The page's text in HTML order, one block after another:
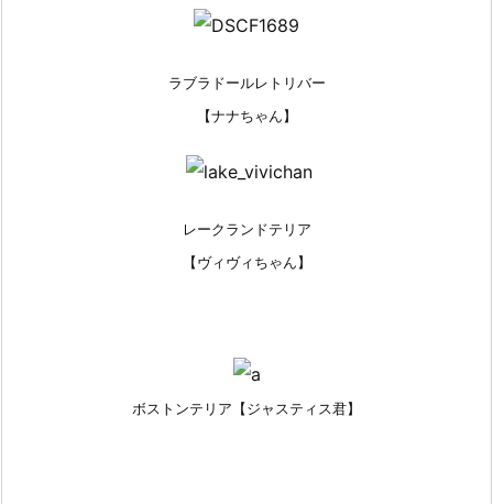
ラブラドールレトリバー
【ナナちゃん】
レークランドテリア
【ヴィヴィちゃん】
ボストンテリア【ジャスティス君】